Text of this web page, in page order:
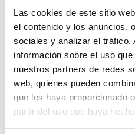
Las cookies de este sitio
el contenido y los anuncios,
sociales y analizar el tráfico.
información sobre el uso
nuestros partners de redes
web, quienes pueden
que les haya proporcionado
partir del uso que haya